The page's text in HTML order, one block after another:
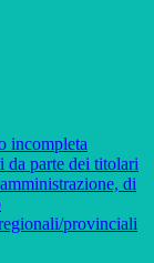
incompleta
da parte dei titolari
di
provinciali